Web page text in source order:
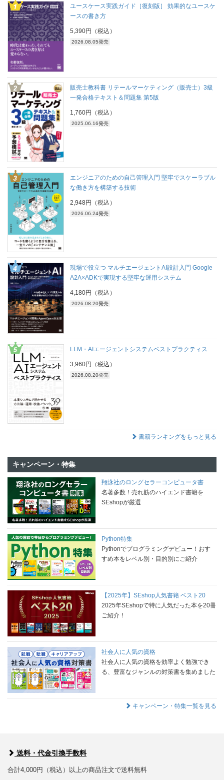
ユースケース実践ガイド［復刻版］ 効果的なユースケ
ースの書き方
5,390円（税込）
2026.08.05発売
販売士教科書 リテールマーケティング（販売士）3級
一発合格テキスト＆問題集 第5版
1,760円（税込）
2025.06.16発売
エンジニアのための自己管理入門 堅牢でスケーラブル
な働き方を構築する技術
2,948円（税込）
2026.06.24発売
現場で役立つ マルチエージェントAI設計入門 Google
A2A×ADKで実現する堅牢な運用システム
4,180円（税込）
2026.08.20発売
LLM・AIエージェントシステムベストプラクティス
3,960円（税込）
2026.08.20発売
書籍ランキングをもっと見る
キャンペーン・特集
翔泳社のロングセラーコンピュータ書
名著多数！売れ筋のハイエンド書籍を
SEshopが厳選
Python特集
Pythonでプログラミングデビュー！おす
すめ本をレベル別・目的別にご紹介
【2025年】SEshop人気書籍 ベスト20
2025年SEshopで特に人気だった本を20冊
ご紹介！
社会人に人気の資格
社会人に人気の資格を効率よく勉強でき
る、豊富なジャンルの対策書を集めました
キャンペーン・特集一覧を見る
送料・代金引換手数料
合計4,000円（税込）以上の商品注文で送料無料